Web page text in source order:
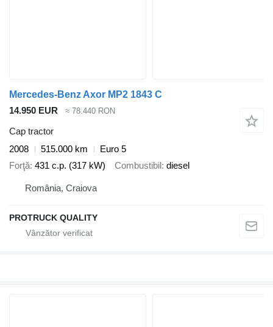
Mercedes-Benz Axor MP2 1843 C
14.950 EUR
≈ 78.440 RON
Cap tractor
2008
515.000 km
Euro 5
Forţă 431 c.p. (317 kW) Combustibil diesel
România, Craiova
PROTRUCK QUALITY